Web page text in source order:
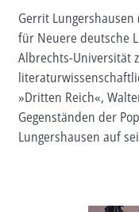
PROKLA
Open
Film &
Aktuelles
Handel
Gerrit
für Neuere deutsche
Albrechts-Universität
»Dritten Reich«,
Gegenständen der
Lungershausen auf